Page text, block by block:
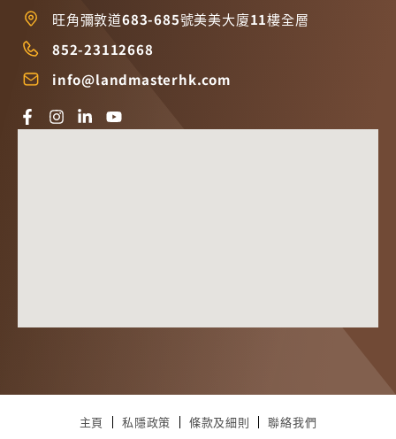
旺角彌敦道683-685號美美大廈11樓全層
852-23112668
info@landmasterhk.com
主頁 私隱政策 條款及細則 聯絡我們